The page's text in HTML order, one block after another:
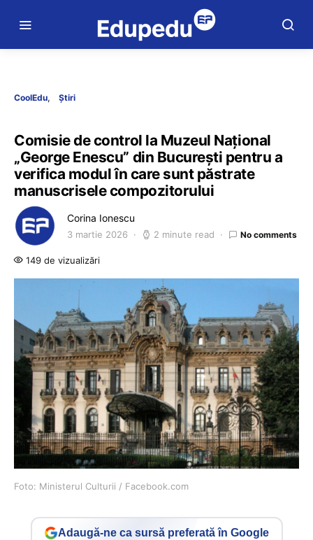
CoolEdu Știri
Comisie de control la Muzeul Național
„George Enescu” din București pentru a
verifica modul în care sunt păstrate
manuscrisele compozitorului
Corina Ionescu
3 martie 2026 2 minute read No comments
149 de vizualizări
Foto: Ministerul Culturii / Facebook.com
Adaugă-ne ca sursă preferată în Google